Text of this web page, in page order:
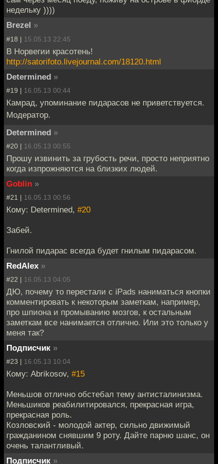
недельку ))))
Brezel »
#18 | 15.05.13 22:45
В Норвегии красотень!
http://satorifoto.livejournal.com/18120.html
Determined »
#19 | 16.05.13 00:44
Камрад, упоминание пидарасов не приветствуется.
Модератор.
Determined »
#20 | 16.05.13 00:55
Прошу извинить за грубость речи, просто неприятно
когда изпрожняются на близких людей.
Goblin »
#21 | 16.05.13 00:56
Кому: Determined, #20
Забей.
Гнилой пидарас всегда будет гнилым пидарасом.
RedAlex »
#22 | 16.05.13 04:05
ДЮ, почему то перестали с iPads наниматься кнопки
комментировать к некоторым заметкам, например,
про шпиона и промыванию мозгов, к остальным
заметкам все нанимается отлично. Или это только у
меня так?
Подписчик »
#23 | 16.05.13 10:04
Кому: Abrikosov, #15
Меньшов отлично обстебал тему антисталинизма.
Меньшиков реабилитировался, прекрасная игра,
прекрасная роль.
Козловский - молодой актер, сильно движимый
гражданином снявшим 9 роту. Дайте парню шанс, он
очень талантливый.
Подписчик »